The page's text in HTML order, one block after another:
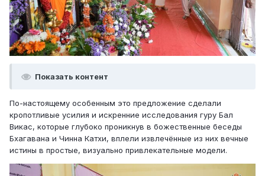
Показать контент
По-настоящему особенным это предложение сделали
кропотливые усилия и искренние исследования гуру Бал
Викас, которые глубоко проникнув в божественные беседы
Бхагавана и Чинна Катхи, вплели извлечённые из них вечные
истины в простые, визуально привлекательные модели.